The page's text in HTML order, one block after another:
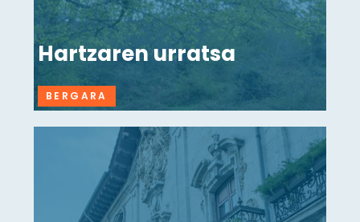
Hartzaren urratsa
BERGARA